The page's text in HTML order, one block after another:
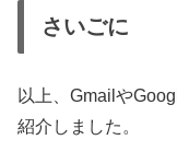
さいごに
以上、Gmailや
紹介しました。